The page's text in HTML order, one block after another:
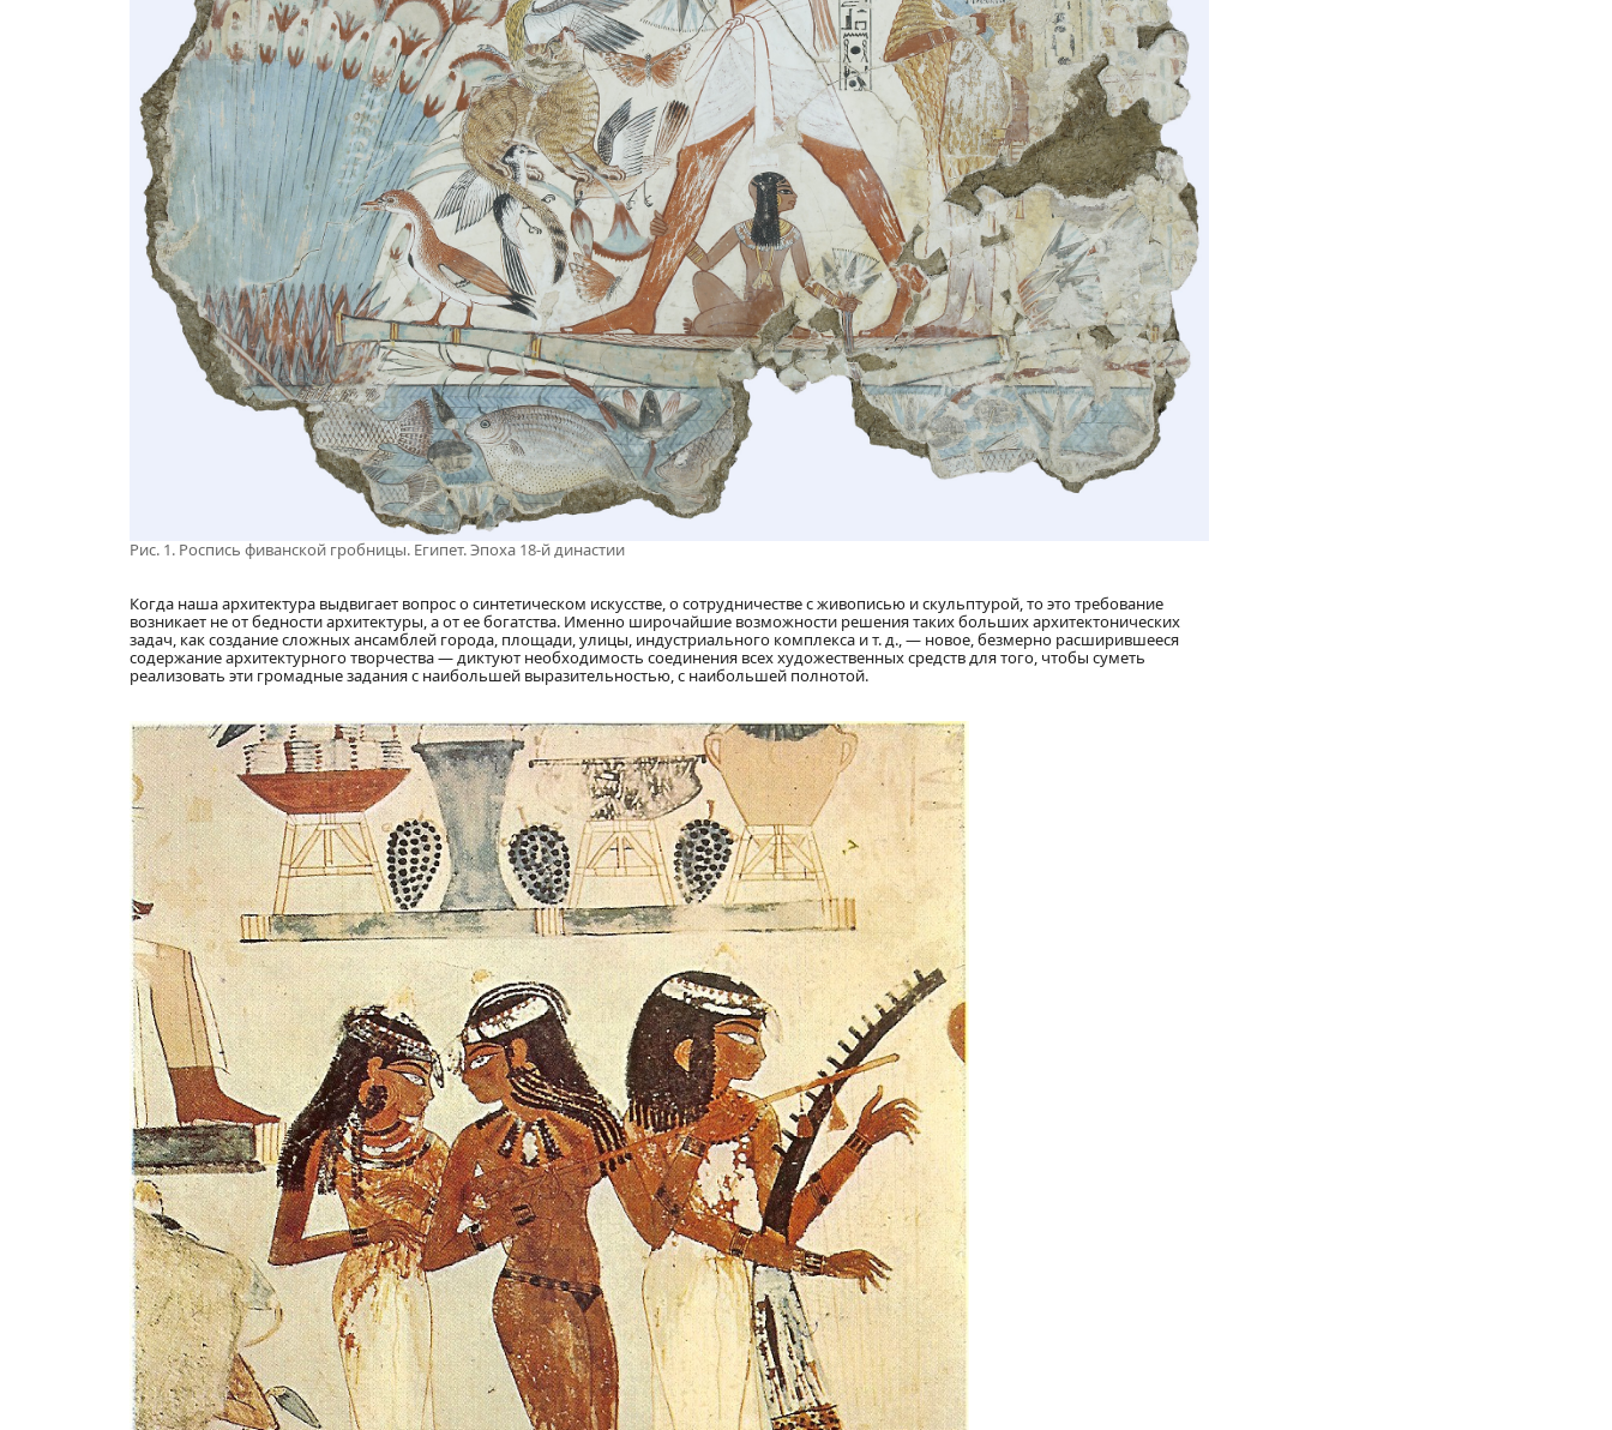
Рис. 1. Роспись фиванской гробницы. Египет. Эпоха 18-й династии
Когда наша архитектура выдвигает вопрос о синтетическом искусстве, о сотрудничестве с живописью и скульптурой, то это требование
возникает не от бедности архитектуры, а от ее богатства. Именно широчайшие возможности решения таких больших архитектонических
задач, как создание сложных ансамблей города, площади, улицы, индустриального комплекса и т. д., — новое, безмерно расширившееся
содержание архитектурного творчества — диктуют необходимость соединения всех художественных средств для того, чтобы суметь
реализовать эти громадные задания с наибольшей выразительностью, с наибольшей полнотой.